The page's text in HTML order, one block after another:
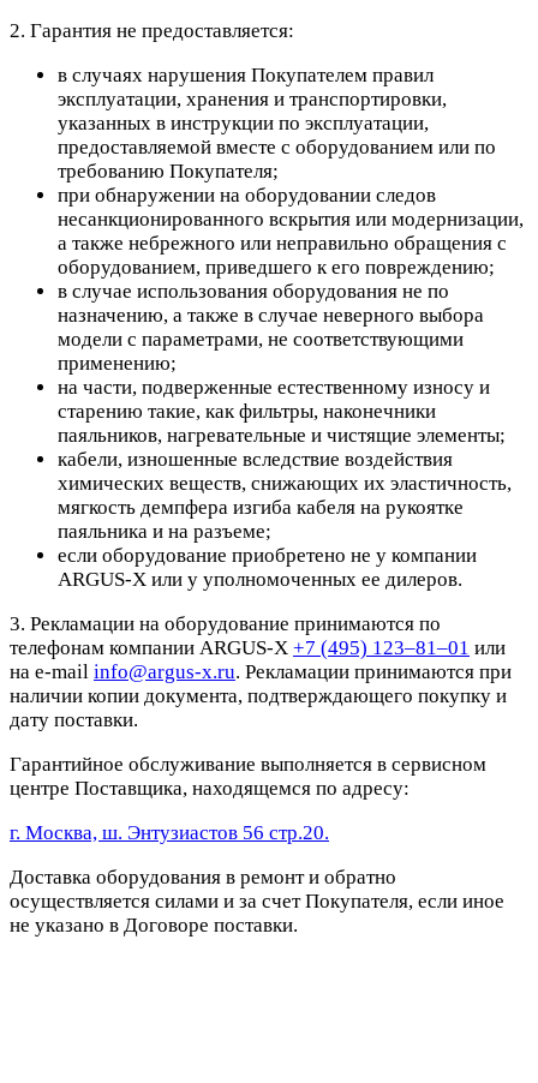
2. Гарантия не предоставляется:
в случаях нарушения Покупателем правил
эксплуатации, хранения и транспортировки,
указанных в инструкции по эксплуатации,
предоставляемой вместе с оборудованием или по
требованию Покупателя;
при обнаружении на оборудовании следов
несанкционированного вскрытия или модернизации,
а также небрежного или неправильно обращения с
оборудованием, приведшего к его повреждению;
в случае использования оборудования не по
назначению, а также в случае неверного выбора
модели с параметрами, не соответствующими
применению;
на части, подверженные естественному износу и
старению такие, как фильтры, наконечники
паяльников, нагревательные и чистящие элементы;
кабели, изношенные вследствие воздействия
химических веществ, снижающих их эластичность,
мягкость демпфера изгиба кабеля на рукоятке
паяльника и на разъеме;
если оборудование приобретено не у компании
ARGUS-X или у уполномоченных ее дилеров.
3. Рекламации на оборудование принимаются по
телефонам компании ARGUS-X +7 (495) 123–81–01 или
на e-mail info@argus-x.ru. Рекламации принимаются при
наличии копии документа, подтверждающего покупку и
дату поставки.
Гарантийное обслуживание выполняется в сервисном
центре Поставщика, находящемся по адресу:
г. Москва, ш. Энтузиастов 56 стр.20.
Доставка оборудования в ремонт и обратно
осуществляется силами и за счет Покупателя, если иное
не указано в Договоре поставки.